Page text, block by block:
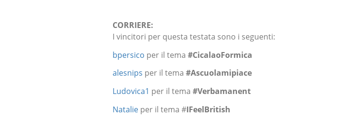
CORRIERE:
I vincitori per questa testata sono i seguenti:
bpersico per il tema #CicalaoFormica
alesnips per il tema #Ascuolamipiace
Ludovica1 per il tema #Verbamanent
Natalie per il tema #IFeelBritish